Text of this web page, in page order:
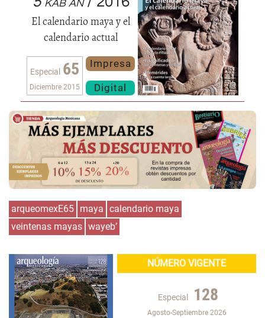
El calendario maya y el
calendario actual
Especial 65
Diciembre 2015
Impresa
Digital
arqueomexE65 maya calendario maya
veintenas mayas wayeb’
NÚMERO VIGENTE
Especial 128
Agosto-Septiembre 2026